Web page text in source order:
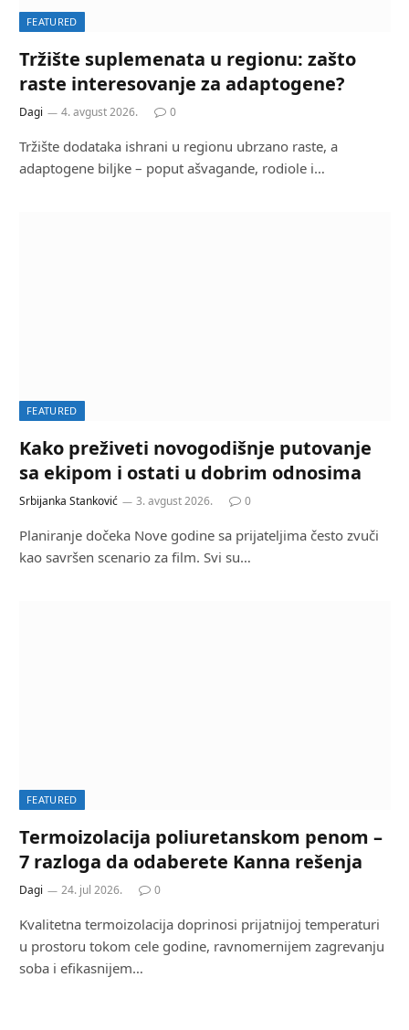
FEATURED
Tržište suplemenata u regionu: zašto
raste interesovanje za adaptogene?
Dagi 4. avgust 2026. 0
Tržište dodataka ishrani u regionu ubrzano raste, a
adaptogene biljke – poput ašvagande, rodiole i…
FEATURED
Kako preživeti novogodišnje putovanje
sa ekipom i ostati u dobrim odnosima
Srbijanka Stanković 3. avgust 2026. 0
Planiranje dočeka Nove godine sa prijateljima često zvuči
kao savršen scenario za film. Svi su…
FEATURED
Termoizolacija poliuretanskom penom –
7 razloga da odaberete Kanna rešenja
Dagi 24. jul 2026. 0
Kvalitetna termoizolacija doprinosi prijatnijoj temperaturi
u prostoru tokom cele godine, ravnomernijem zagrevanju
soba i efikasnijem…